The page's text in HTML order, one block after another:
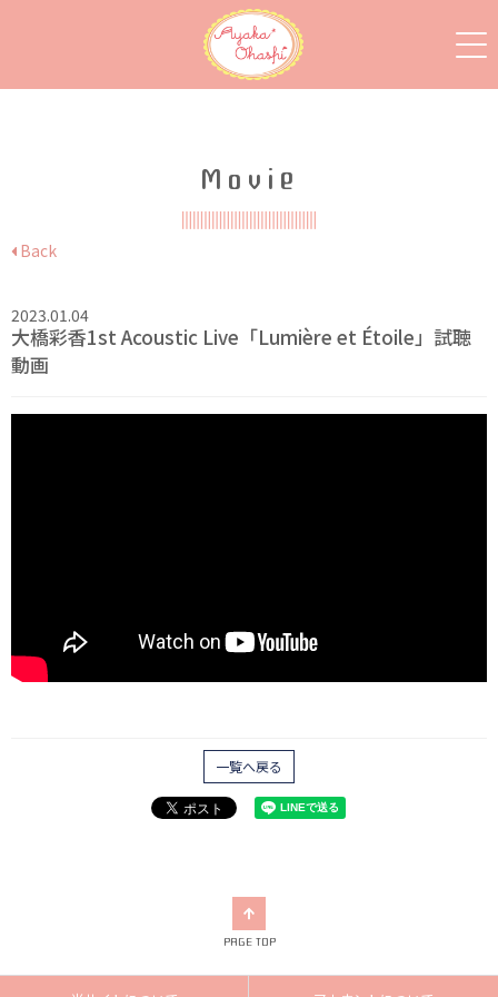
Movie
Back
2023.01.04
大橋彩香1st Acoustic Live「Lumière et Étoile」試聴
動画
一覧へ戻る
PAGE TOP